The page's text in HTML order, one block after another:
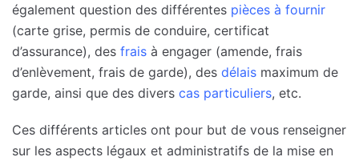
également question des différentes pièces à fournir
(carte grise, permis de conduire, certificat
d’assurance), des frais à engager (amende, frais
d’enlèvement, frais de garde), des délais maximum de
garde, ainsi que des divers cas particuliers, etc.
Ces différents articles ont pour but de vous renseigner
sur les aspects légaux et administratifs de la mise en